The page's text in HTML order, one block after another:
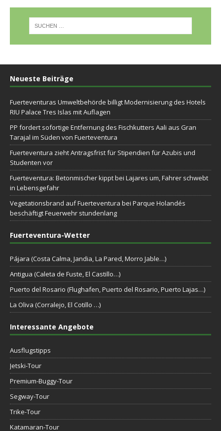
Neueste Beiträge
Fuerteventuras Umweltbehörde billigt Modernisierung des Hotels
RIU Palace Tres Islas mit Auflagen
PP fordert sofortige Entfernung des Fischkutters Aali aus Gran
Tarajal im Süden von Fuerteventura
Fuerteventura zieht Antragsfrist für Stipendien für Azubis und
Studenten vor
Fuerteventura: Betonmischer kippt bei Lajares um, Fahrer schwebt
in Lebensgefahr
Vegetationsbrand auf Fuerteventura bei Parque Holandés
beschäftigt Feuerwehr stundenlang
Fuerteventura-Wetter
Pájara (Costa Calma, Jandia, La Pared, Morro Jable…)
Antigua (Caleta de Fuste, El Castillo…)
Puerto del Rosario (Flughafen, Puerto del Rosario, Puerto Lajas…)
La Oliva (Corralejo, El Cotillo …)
Interessante Angebote
Ausflugstipps
Jetski-Tour
Premium-Buggy-Tour
Segway-Tour
Trike-Tour
Katamaran-Tour